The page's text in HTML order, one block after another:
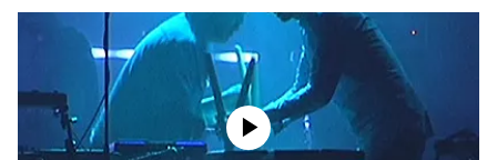
Eguraldia